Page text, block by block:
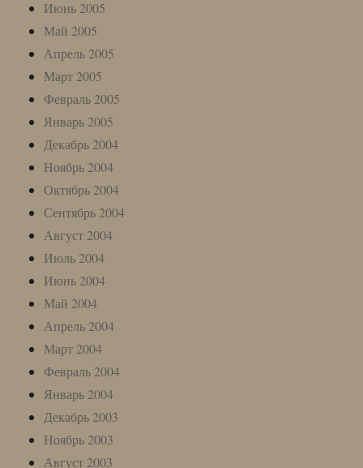
Июнь 2005
Май 2005
Апрель 2005
Март 2005
Февраль 2005
Январь 2005
Декабрь 2004
Ноябрь 2004
Октябрь 2004
Сентябрь 2004
Август 2004
Июль 2004
Июнь 2004
Май 2004
Апрель 2004
Март 2004
Февраль 2004
Январь 2004
Декабрь 2003
Ноябрь 2003
Август 2003